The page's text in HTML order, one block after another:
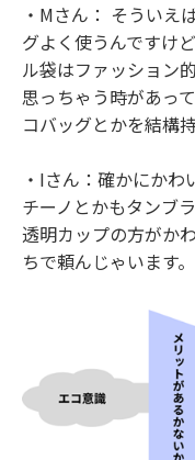
・Mさん： そういえ
グよく使うんですけ
ル袋はファッション
思っちゃう時があっ
コバッグとかを結構
・Iさん：確かにか
チーノとかもタンブ
透明カップの方がか
ちで頼んじゃいます。